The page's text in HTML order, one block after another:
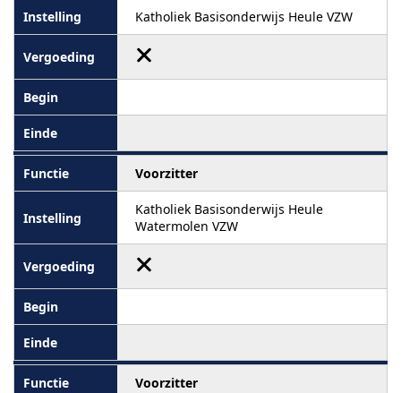
Katholiek Basisonderwijs Heule VZW
Voorzitter
Katholiek Basisonderwijs Heule
Watermolen VZW
Voorzitter